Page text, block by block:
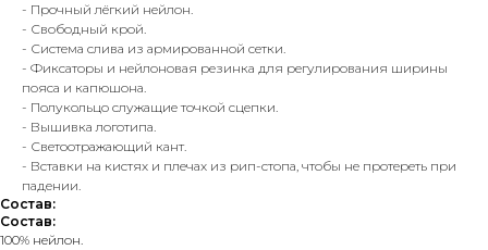
- Прочный лёгкий нейлон.
- Свободный крой.
- Система слива из армированной сетки.
- Фиксаторы и нейлоновая резинка для регулирования ширины
пояса и капюшона.
- Полукольцо служащие точкой сцепки.
- Вышивка логотипа.
- Светоотражающий кант.
- Вставки на кистях и плечах из рип-стопа, чтобы не протереть при
падении.
Состав:
Состав:
100% нейлон.